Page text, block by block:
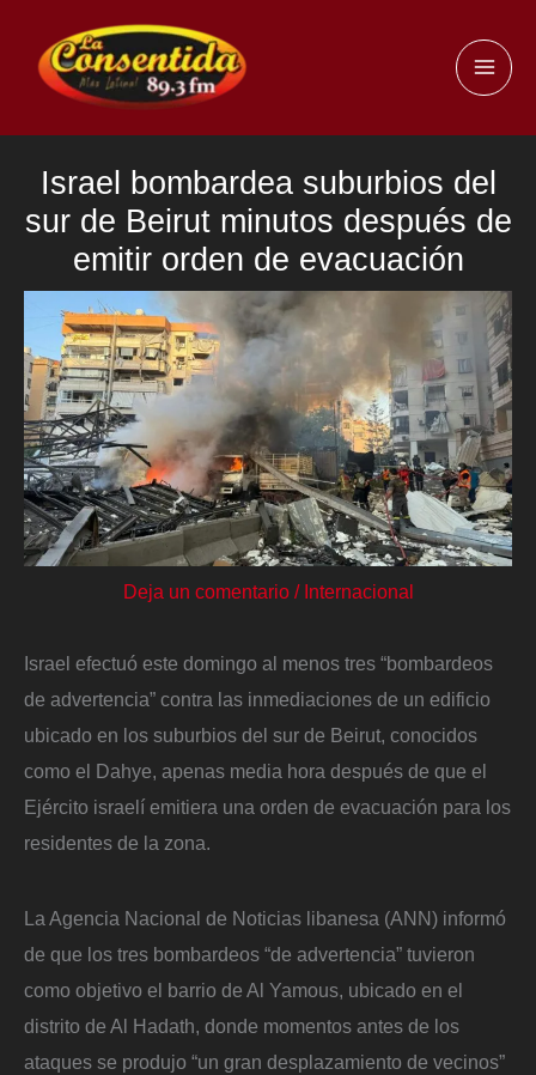
contenido
Israel bombardea suburbios del
sur de Beirut minutos después de
emitir orden de evacuación
Deja un comentario / Internacional
Israel efectuó este domingo al menos tres “bombardeos
de advertencia” contra las inmediaciones de un edificio
ubicado en los suburbios del sur de Beirut, conocidos
como el Dahye, apenas media hora después de que el
Ejército israelí emitiera una orden de evacuación para los
residentes de la zona.
La Agencia Nacional de Noticias libanesa (ANN) informó
de que los tres bombardeos “de advertencia” tuvieron
como objetivo el barrio de Al Yamous, ubicado en el
distrito de Al Hadath, donde momentos antes de los
ataques se produjo “un gran desplazamiento de vecinos”